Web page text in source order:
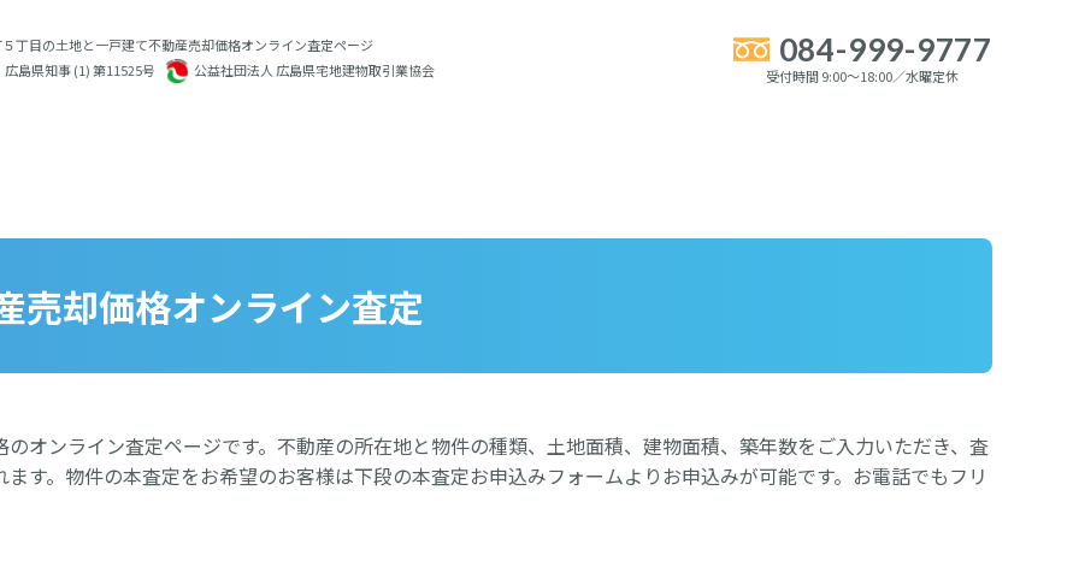
丁目の土地と一戸建て不動産売却価格オンライン査定ページ
広島県知事 (1) 第11525号
公益社団法人 広島県宅地建物取引業協会
084-999-9777
受付時間 9:00～18:00／水曜定休
売却価格オンライン査定
オンライン査定ページです。不動産の所在地と物件の種類、土地面積、建物面積、築年数をご入力いただき、査
す。物件の本査定をお希望のお客様は下段の本査定お申込みフォームよりお申込みが可能です。お電話でもフリ